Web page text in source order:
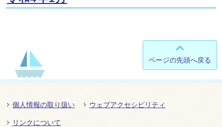
ページの先頭へ戻る
個人情報の取り扱い ウェブアクセシビリティ
リンクについて